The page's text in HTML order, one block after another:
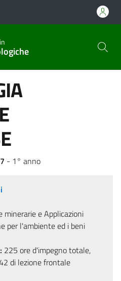
- 1° anno
minerarie e Applicazioni
per l'ambiente ed i beni
225 ore d'impegno totale,
di lezione frontale